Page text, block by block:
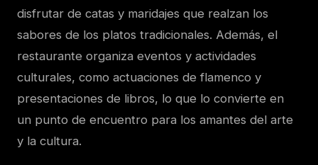
disfrutar de catas y maridajes que realzan los
sabores de los platos tradicionales. Además, el
restaurante organiza eventos y actividades
culturales, como actuaciones de flamenco y
presentaciones de libros, lo que lo convierte en
un punto de encuentro para los amantes del arte
y la cultura.